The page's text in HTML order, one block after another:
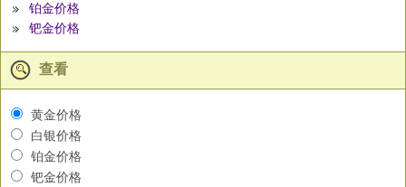
铂金价格
钯金价格
查看
黄金价格
白银价格
铂金价格
钯金价格